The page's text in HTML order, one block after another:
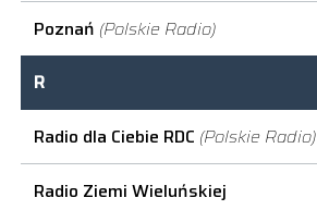
Poznań (Polskie Radio)
R
Radio dla Ciebie RDC (Polskie Radio)
Radio Ziemi Wieluńskiej